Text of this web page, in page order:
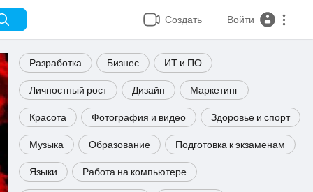
Создать Войти
Разработка Бизнес ИТ и ПО
Личностный рост Дизайн Маркетинг
Красота Фотография и видео Здоровье и спорт
Музыка Образование Подготовка к экзаменам
Языки Работа на компьютере